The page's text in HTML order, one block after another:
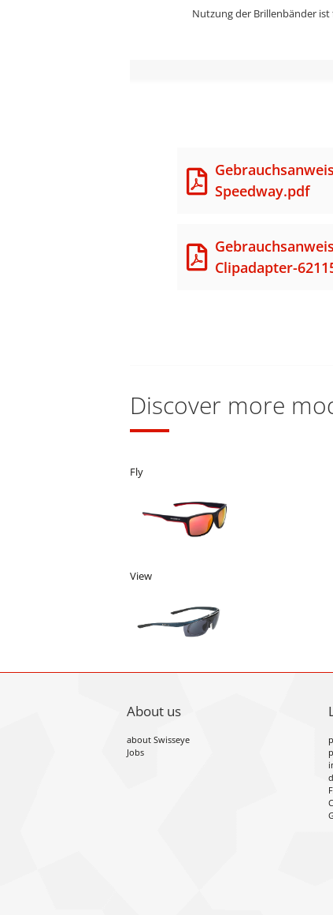
Nutzung der Brillenbänder ist
Speedway.pdf
Clipadapter-
Discover more
Fly
View
About us
about Swisseye
Jobs